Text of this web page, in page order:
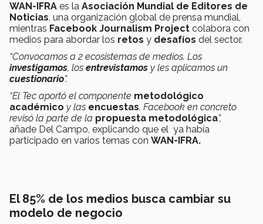
WAN-IFRA es la Asociación Mundial de Editores de
Noticias, una organización global de prensa mundial,
mientras Facebook Journalism Project colabora con
medios para abordar los retos y desafíos del sector.
“Convocamos a 2 ecosistemas de medios. Los
investigamos, los entrevistamos y les aplicamos un
cuestionario”.
“El Tec aportó el componente metodológico
académico y las encuestas. Facebook en concreto
revisó la parte de la propuesta metodológica”,
añade Del Campo, explicando que el ya había
participado en varios temas con WAN-IFRA.
El 85% de los medios busca cambiar su
modelo de negocio